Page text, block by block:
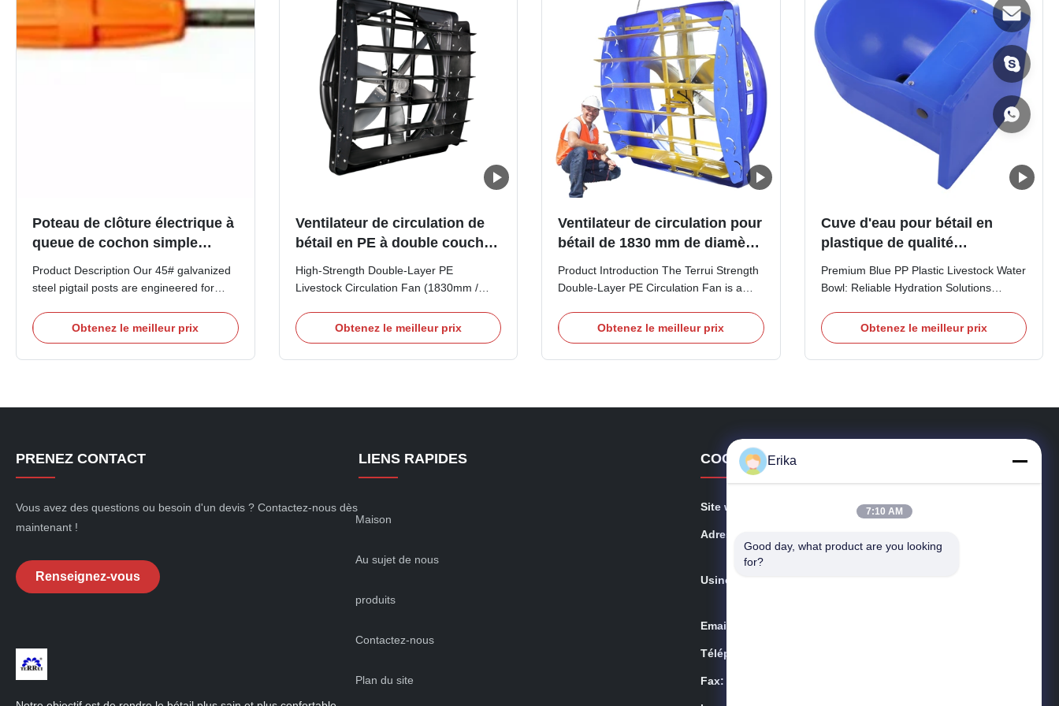
Poteau de clôture électrique à
queue de cochon simple
galvanisé robuste
Product Description Our 45# galvanized
steel pigtail posts are engineered for
installation. Featuring a heavy-duty
6.5mm diameter steel rod and a robust
15.5cm foot step with double-pointed
Obtenez le meilleur prix
Ventilateur de circulation de
bétail en PE à double couche
haute résistance avec moteur
de 2000W et lame de 1830 mm
High-Strength Double-Layer PE
Livestock Circulation Fan (1830mm /
1830mm High-Strength Double-Layer PE
Fan is a heavy-duty air movement
solution specifically engineered for the
capacity ...
Obtenez le meilleur prix
Ventilateur de circulation pour
bétail de 1830 mm de diamètre
de pale avec une vitesse de
vent de 6,2 m/s et un cadre PE
Product Introduction The Terrui Strength
Double-Layer PE Circulation Fan is a
market for professional Livestock
Ventilation Fans, specifically engineered
for high-demand dairy and poultry
Obtenez le meilleur prix
Cuve d'eau pour bétail en
plastique de qualité
supérieure en PP avec
système de remplissage
de vie résistant à la corrosion
Premium Blue PP Plastic Livestock Water
Bowl: Reliable Hydration Solutions
water bowl, finished in a high-visibility
and aesthetic blue, is a premium
hydration solution specifically engineered
Obtenez le meilleur prix
PRENEZ CONTACT
Vous avez des questions ou besoin d'un devis ? Contactez-nous dès
maintenant !
Renseignez-vous
LIENS RAPIDES
Maison
Au sujet de nous
produits
Contactez-nous
Plan du site
COORDONNÉES
Site web: shanghaiterrui.com
Adresse:
anghai
Usine:
Email:
Téléphone:
Fax:
Erika
7:10 AM
Good day, what product are you looking
for?